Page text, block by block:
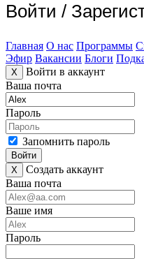
Войти /
Главная О нас Программы
Эфир Вакансии Блоги
X
Войти в аккаунт
Ваша почта
Пароль
Запомнить пароль
Войти
X
Создать аккаунт
Ваша почта
Ваше имя
Пароль